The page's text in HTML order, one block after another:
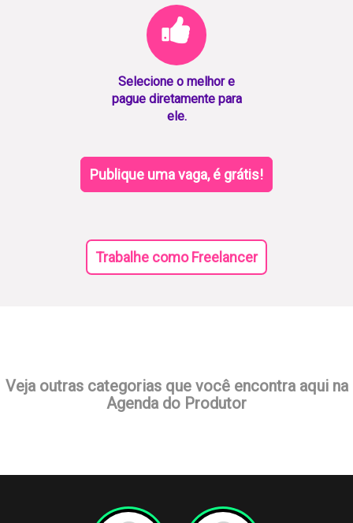
Selecione o melhor e
pague diretamente para
ele.
Publique uma vaga, é grátis!
Trabalhe como Freelancer
Veja outras categorias que você encontra aqui na
Agenda do Produtor